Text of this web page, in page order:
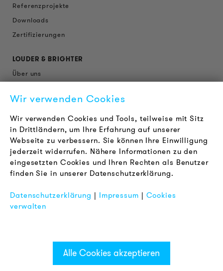
Referenzprojekte
Downloads
Zertifizierungen
LOUDER & BRIGHTER
Über uns
Karriere
Newsletter
RECHTLICHES
AGB
Datenschutz
FAQ
Wir verwenden Cookies
Wir verwenden Cookies und Tools, teilweise mit Sitz
in Drittländern, um Ihre Erfahrung auf unserer
Webseite zu verbessern. Sie können Ihre Einwilligung
jederzeit widerrufen. Nähere Informationen zu den
eingesetzten Cookies und Ihren Rechten als Benutzer
finden Sie in unserer Datenschutzerklärung.
Datenschutzerklärung | Impressum | Cookies
verwalten
Alle Cookies akzeptieren